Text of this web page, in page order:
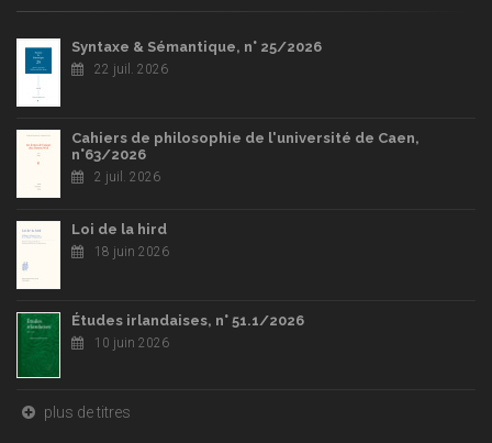
Syntaxe & Sémantique, n° 25/2026
22 juil. 2026
Cahiers de philosophie de l'université de Caen,
n°63/2026
2 juil. 2026
Loi de la hird
18 juin 2026
Études irlandaises, n° 51.1/2026
10 juin 2026
plus de titres